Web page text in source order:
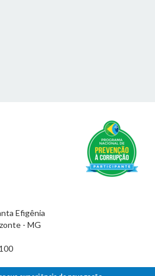
Efigênia
- MG